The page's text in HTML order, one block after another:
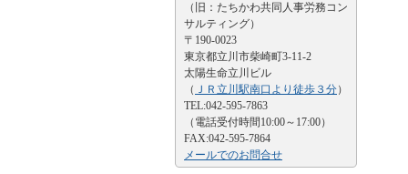
（旧：たちかわ共同人事労務コン
サルティング）
〒190-0023
東京都立川市柴崎町3-11-2
太陽生命立川ビル
（ ＪＲ立川駅南口より徒歩３分）
TEL:042-595-7863
（電話受付時間10:00～17:00）
FAX:042-595-7864
メールでのお問合せ